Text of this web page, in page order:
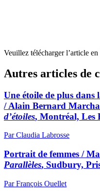
Veuillez télécharger l’article
Autres articles de
Une étoile de plus
/ Alain Bernard
d’étoiles, Montréal, Les
Par Claudia Labrosse
Portrait de femmes /
Parallèles, Sudbury,
Par François Ouellet